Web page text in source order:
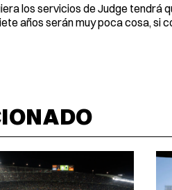
los servicios de Judge tendrá
años serán muy poca cosa, si